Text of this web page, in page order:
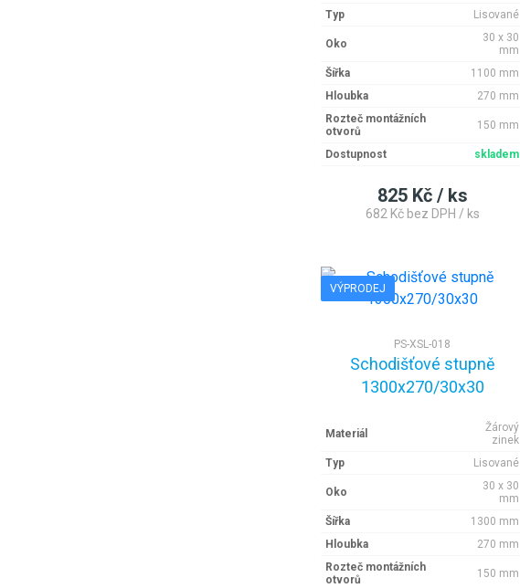
Typ
Lisované
Oko
30 x 30
mm
Šířka
1100 mm
Hloubka
270 mm
Rozteč montážních
otvorů
150 mm
Dostupnost skladem
825 Kč / ks
682 Kč bez DPH / ks
VÝPRODEJ
PS-XSL-018
Schodišťové stupně
1300x270/30x30
Materiál
Žárový
zinek
Typ
Lisované
Oko
30 x 30
mm
Šířka
1300 mm
Hloubka
270 mm
Rozteč montážních
otvorů
150 mm